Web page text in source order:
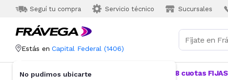
Seguí tu compra Servicio técnico Sucursales
Estás en Capital Federal (1406)
No pudimos ubicarte
Categorías Más Vendidos 18 cuotas FIJAS